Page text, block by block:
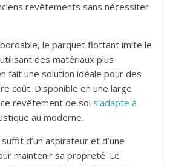
revêtements sans nécessiter
le parquet flottant imite le
des matériaux plus
fait une solution idéale pour des
coût. Disponible en une large
ce revêtement de sol s’adapte à
au moderne.
d’un aspirateur et d’une
maintenir sa propreté. Le